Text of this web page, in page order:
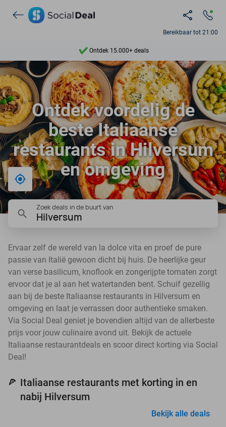
Bereikbaar tot 21:00
Ontdek 15.000+ deals
7 dagen per week beschikbaar
10+ miljoen leden
9,4
Ontdek 15.000+ deals
Ontdek voordelig de
beste Italiaanse
restaurants in Hilversum
en omgeving
Bij mij in de buurt
Zoek deals in de buurt van
Hilversum
Ervaar zelf de wereld van la dolce vita en proef de pure
passie van Italië gewoon dicht bij huis. De heerlijke geur
van verse basilicum, knoflook en zongerijpte tomaten zorgt
ervoor dat je al aan het watertanden bent. Schuif gezellig
aan bij de beste Italiaanse restaurants in Hilversum en
omgeving en laat je verrassen door authentieke smaken.
Via Social Deal geniet je bovendien altijd van de allerbeste
prijs voor jouw culinaire avond uit. Bekijk de actuele
Italiaanse restaurantdeals en scoor direct korting via Social
Deal!
🍕 Italiaanse restaurants met korting in en
nabij Hilversum
Bekijk alle deals